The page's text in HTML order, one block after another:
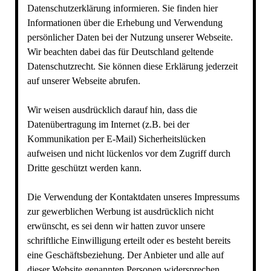
Datenschutzerklärung informieren. Sie finden hier
Informationen über die Erhebung und Verwendung
persönlicher Daten bei der Nutzung unserer Webseite.
Wir beachten dabei das für Deutschland geltende
Datenschutzrecht. Sie können diese Erklärung jederzeit
auf unserer Webseite abrufen.
Wir weisen ausdrücklich darauf hin, dass die
Datenübertragung im Internet (z.B. bei der
Kommunikation per E-Mail) Sicherheitslücken
aufweisen und nicht lückenlos vor dem Zugriff durch
Dritte geschützt werden kann.
Die Verwendung der Kontaktdaten unseres Impressums
zur gewerblichen Werbung ist ausdrücklich nicht
erwünscht, es sei denn wir hatten zuvor unsere
schriftliche Einwilligung erteilt oder es besteht bereits
eine Geschäftsbeziehung. Der Anbieter und alle auf